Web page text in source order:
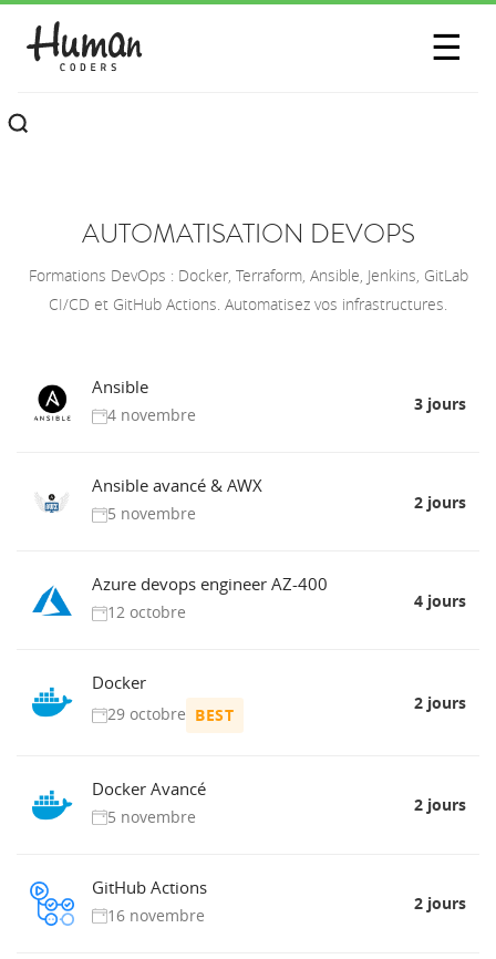
☰
AUTOMATISATION DEVOPS
Formations DevOps : Docker, Terraform, Ansible, Jenkins, GitLab
CI/CD et GitHub Actions. Automatisez vos infrastructures.
Ansible
4 novembre
3 jours
Ansible avancé & AWX
5 novembre
2 jours
Azure devops engineer AZ-400
12 octobre
4 jours
Docker
29 octobre BEST
2 jours
Docker Avancé
5 novembre
2 jours
GitHub Actions
16 novembre
2 jours